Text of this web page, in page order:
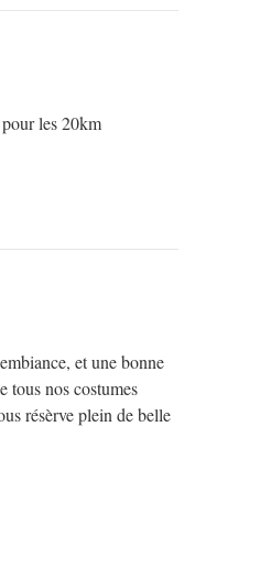
les 20km
et une bonne
tous nos costumes
résèrve plein de belle